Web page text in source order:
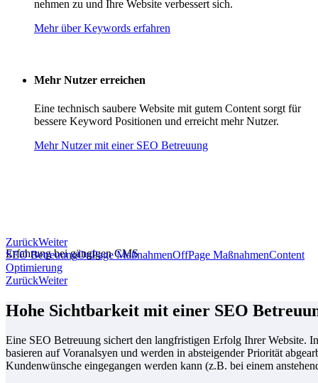
nehmen zu und Ihre Website verbessert sich.
Mehr über Keywords erfahren
Mehr Nutzer erreichen
Eine technisch saubere Website mit gutem Content sorgt für
bessere Keyword Positionen und erreicht mehr Nutzer.
Mehr Nutzer mit einer SEO Betreuung
Erfahrung bei gängigen CMS
ZurückWeiter
SEO BetreuungOnPage MaßnahmenOffPage MaßnahmenContent
Optimierung
ZurückWeiter
Hohe Sichtbarkeit mit einer SEO
Eine SEO Betreuung sichert den langfristigen Erfolg Ihrer Website.
basieren auf Voranalsyen und werden in absteigender Priorität
Kundenwünsche eingegangen werden kann (z.B. bei einem